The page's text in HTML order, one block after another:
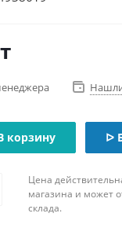
корзину ᐅ
Цена
магазина и может
склада.